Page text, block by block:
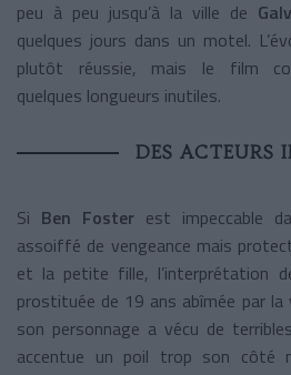
peu à peu jusqu’à la ville de
quelques jours dans un motel.
plutôt réussie, mais le film
quelques longueurs inutiles.
DES ACTEURS
Si Ben Foster est impeccable
assoiffé de vengeance mais
et la petite fille, l’interprétation
prostituée de 19 ans abîmée par la
son personnage a vécu de
accentue un poil trop son côté